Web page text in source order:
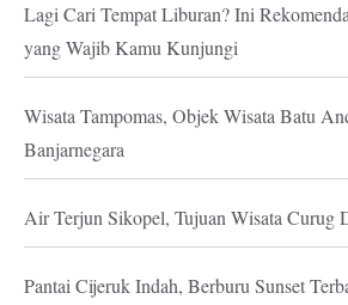
Lagi Cari Tempat Liburan? Ini
yang Wajib Kamu Kunjungi
Wisata Tampomas, Objek Wisata Batu
Banjarnegara
Air Terjun Sikopel, Tujuan Wisata Curug
Pantai Cijeruk Indah, Berburu Sunset